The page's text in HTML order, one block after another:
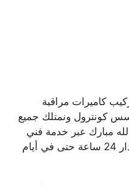
كاميرات مراقبة
كونترول ونمتلك جميع
مبارك عبر خدمة فني
كاميرات مراقبة يعمل على مدار 24 ساعة حتى في أيام